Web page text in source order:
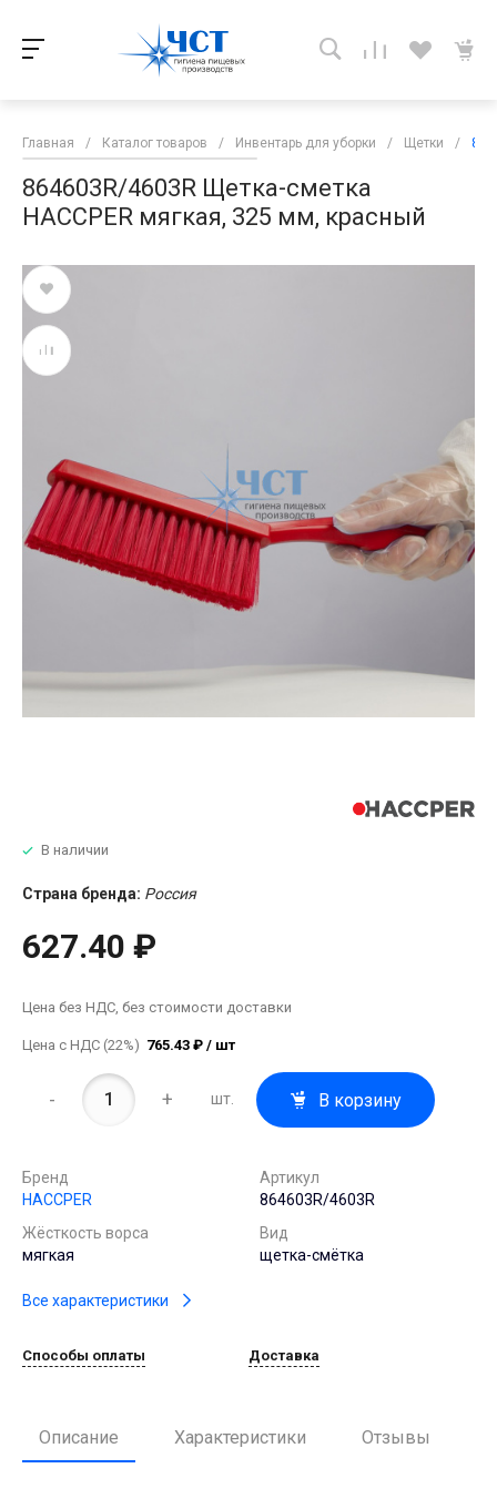
Главная / Каталог товаров / Инвентарь для уборки / Щетки /
864603R/4603R Щетка-сметка
HACCPER мягкая, 325 мм, красный
В наличии
Страна бренда: Россия
627.40 ₽
Цена без НДС, без стоимости доставки
Цена с НДС (22%) 765.43 ₽ / шт
- + шт. В корзину
Бренд
HACCPER
Артикул
864603R/4603R
Жёсткость ворса
мягкая
Вид
щетка-смётка
Все характеристики
Способы оплаты Доставка
Описание Характеристики Отзывы